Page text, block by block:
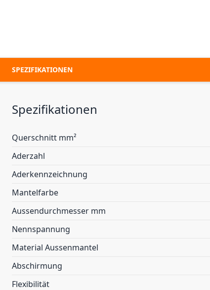
SPEZIFIKATIONEN
Spezifikationen
Querschnitt mm²
Aderzahl
Aderkennzeichnung
Mantelfarbe
Aussendurchmesser mm
Nennspannung
Material Aussenmantel
Abschirmung
Flexibilität